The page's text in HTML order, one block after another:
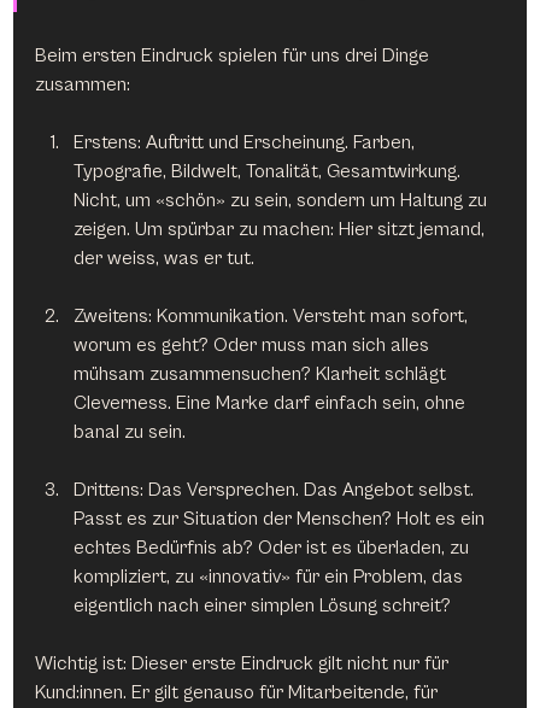
Beim ersten Eindruck spielen für uns drei Dinge
zusammen:
Erstens: Auftritt und Erscheinung. Farben,
Typografie, Bildwelt, Tonalität, Gesamtwirkung.
Nicht, um «schön» zu sein, sondern um Haltung zu
zeigen. Um spürbar zu machen: Hier sitzt jemand,
der weiss, was er tut.
Zweitens: Kommunikation. Versteht man sofort,
worum es geht? Oder muss man sich alles
mühsam zusammensuchen? Klarheit schlägt
Cleverness. Eine Marke darf einfach sein, ohne
banal zu sein.
Drittens: Das Versprechen. Das Angebot selbst.
Passt es zur Situation der Menschen? Holt es ein
echtes Bedürfnis ab? Oder ist es überladen, zu
kompliziert, zu «innovativ» für ein Problem, das
eigentlich nach einer simplen Lösung schreit?
Wichtig ist: Dieser erste Eindruck gilt nicht nur für
Kund:innen. Er gilt genauso für Mitarbeitende, für